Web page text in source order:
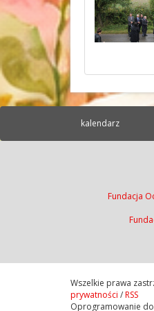
kalendarz
Fundacja
Wszelkie prawa
prywatności /RSS
Oprogramowanie